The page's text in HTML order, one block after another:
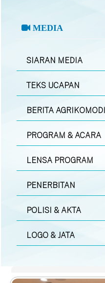
MEDIA
SIARAN MEDIA
TEKS UCAPAN
BERITA
PROGRAM & ACARA
LENSA PROGRAM
PENERBITAN
POLISI & AKTA
LOGO & JATA